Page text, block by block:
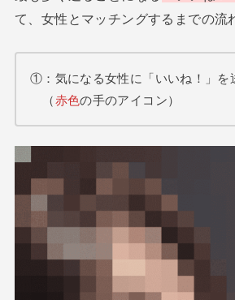
て、女性とマッチングするまでの流
①：気になる女性に「いいね！」を
（赤色の手のアイコン）